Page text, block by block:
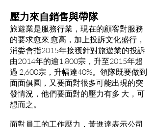
壓力來自銷售與帶隊
旅遊業是服務行業，現在的顧客對服務
的要求愈來 愈高，加上投訴文化盛行，
消委會指2015年接獲針對旅遊業的投訴
由2014年的逾1,800宗，升至2015年超
過 2,600宗，升幅達40%。領隊既要做到
面面俱圓，又要面對很多可能出現的突
發情況，他們要面對的壓力有多 大，可
想而之。
面對員工的工作壓力，黃進達表示公司